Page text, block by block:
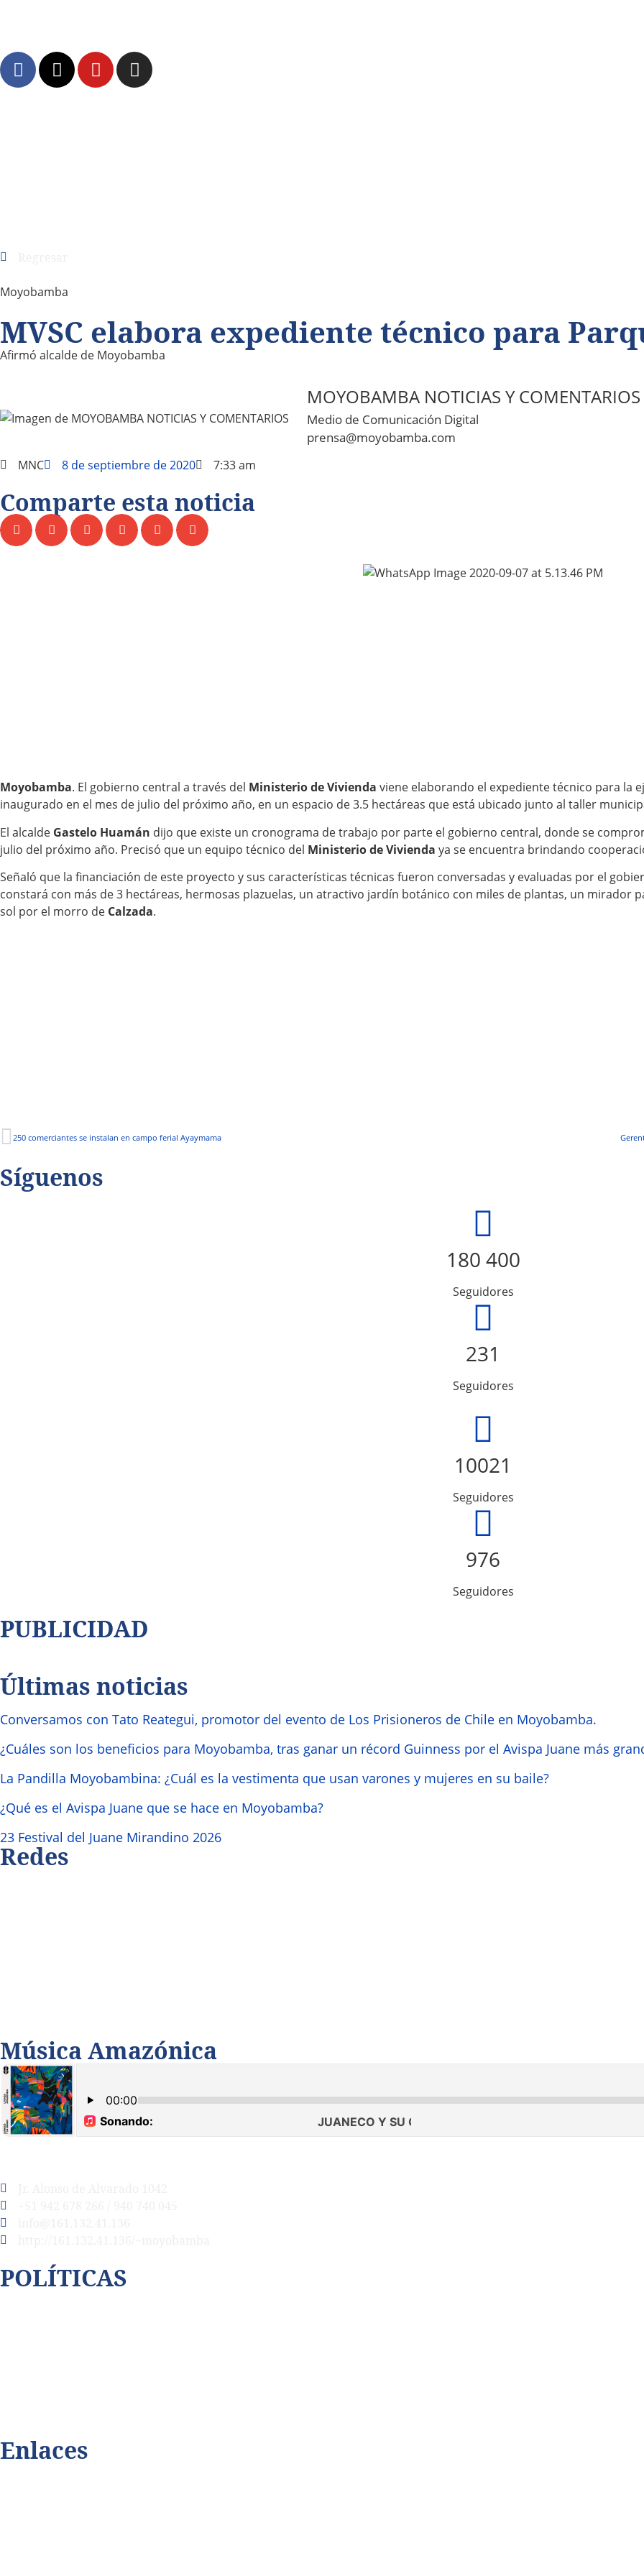
Moyobamba
MVSC elabora expediente técnico para
Afirmó alcalde de Moyobamba
MOYOBAMBA NOTICIAS Y COMENTARIOS
Medio de Comunicación Digital
prensa@moyobamba.com
MNC 8 de septiembre de 2020 7:33 am
Comparte esta noticia
Moyobamba. El gobierno central a través del Ministerio de Vivienda viene elaborando el expediente técnico para la
inaugurado en el mes de julio del próximo año, en un espacio de 3.5 hectáreas que está ubicado junto al taller
El alcalde Gastelo Huamán dijo que existe un cronograma de trabajo por parte el gobierno central, donde se
julio del próximo año. Precisó que un equipo técnico del Ministerio de Vivienda ya se encuentra brindando
Señaló que la financiación de este proyecto y sus características técnicas fueron conversadas y evaluadas por el
constará con más de 3 hectáreas, hermosas plazuelas, un atractivo jardín botánico con miles de plantas, un mirador
sol por el morro de Calzada.
250 comerciantes se instalan en campo ferial Ayaymama
Síguenos
180 400
Seguidores
231
Seguidores
10021
Seguidores
976
Seguidores
PUBLICIDAD
Últimas noticias
Conversamos con Tato Reategui, promotor del evento de Los Prisioneros de Chile en Moyobamba.
¿Cuáles son los beneficios para Moyobamba, tras ganar un récord Guinness por el Avispa Juane más
La Pandilla Moyobambina: ¿Cuál es la vestimenta que usan varones y mujeres en su baile?
¿Qué es el Avispa Juane que se hace en Moyobamba?
23 Festival del Juane Mirandino 2026
Redes
Música Amazónica
POLÍTICAS
Enlaces